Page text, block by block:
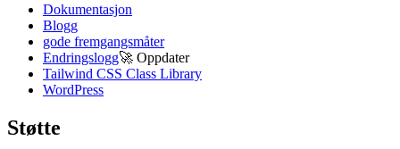
Dokumentasjon
Blogg
gode fremgangsmåter
Endringslogg🚀 Oppdater
Tailwind CSS Class Library
WordPress
Støtte